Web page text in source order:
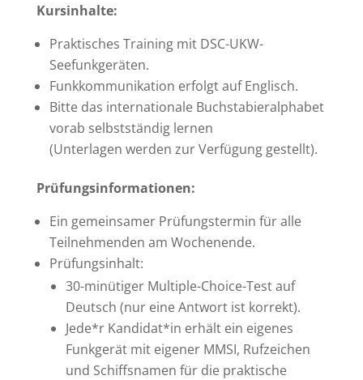
Kursinhalte:
Praktisches Training mit DSC-UKW-
Seefunkgeräten.
Funkkommunikation erfolgt auf Englisch.
Bitte das internationale Buchstabieralphabet
vorab selbstständig lernen
(Unterlagen werden zur Verfügung gestellt).
Prüfungsinformationen:
Ein gemeinsamer Prüfungstermin für alle
Teilnehmenden am Wochenende.
Prüfungsinhalt:
30-minütiger Multiple-Choice-Test auf
Deutsch (nur eine Antwort ist korrekt).
Jede*r Kandidat*in erhält ein eigenes
Funkgerät mit eigener MMSI, Rufzeichen
und Schiffsnamen für die praktische